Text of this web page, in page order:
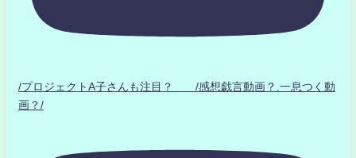
/プロジェクトA子さんも注目？ /感想戯言動画？.一息つく動
画？/